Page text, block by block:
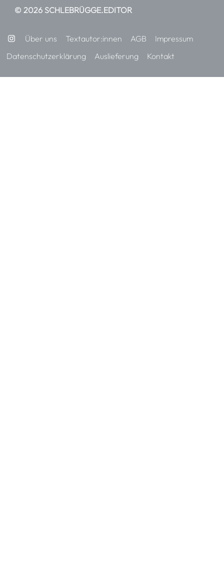
© 2026 SCHLEBRÜGGE.EDITOR
Über uns Textautor:innen AGB
Impressum
Datenschutzerklärung
Auslieferung Kontakt